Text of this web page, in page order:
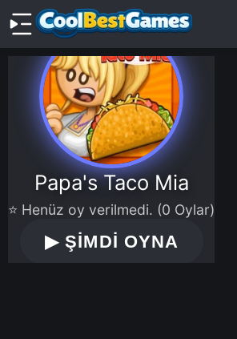
Papa's Taco Mia
⭐ Henüz oy verilmedi. (0 Oylar)
▶ŞİMDİ OYNA